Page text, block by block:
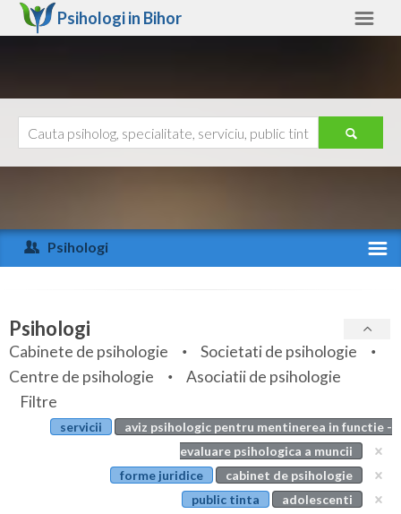
Psihologi in Bihor
Arad
Arges
Bihor
Bistrita-Nasaud
Botosani
Ajutor
Psihologi
Specialitati
Servicii
Articole
Evenimente
Psihologi
Cabinete de psihologie
Societati de psihologie
Centre de psihologie
Asociatii de psihologie
Filtre
servicii
aviz psihologic pentru mentinerea in functie -
evaluare psihologica a muncii
forme juridice
cabinet de psihologie
public tinta
adolescenti